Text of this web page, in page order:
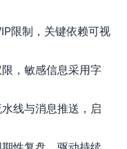
限制，关键依赖可视
，敏感信息采用字
线与消息推送，启